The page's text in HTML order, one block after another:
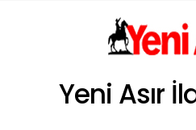
Yeni Asır